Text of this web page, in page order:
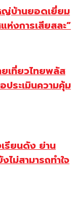
ญ่บ้านยอดเยี่ยม
งการเสียสละ”
เที่ยวไทยพลัส
ประเมินความคุ้ม
รียนดัง ย่าน
ไม่สามารถทำใจ